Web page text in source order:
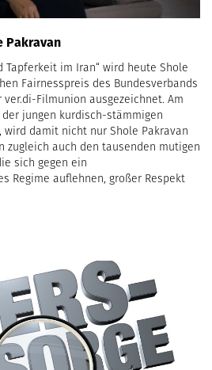
Pakravan
Tapferkeit im Iran“ wird heute Shole
Fairnesspreis des Bundesverbands
ver.di-Filmunion ausgezeichnet. Am
jungen kurdisch-stämmigen
wird damit nicht nur Shole Pakravan
zugleich auch den tausenden mutigen
sich gegen ein
Regime auflehnen, großer Respekt